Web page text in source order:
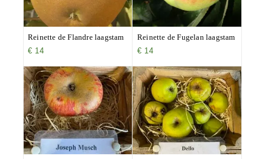
Reinette de Flandre laagstam
€ 14
Reinette de Fugelan laagstam
€ 14